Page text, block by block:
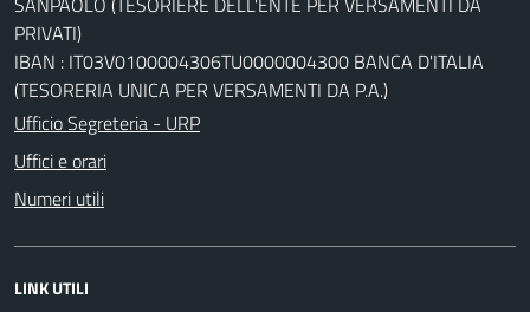
PRIVATI)
IBAN : IT03V0100004306TU0000004300 BANCA D'ITALIA
(TESORERIA UNICA PER VERSAMENTI DA P.A.)
Ufficio Segreteria - URP
Uffici e orari
Numeri utili
LINK UTILI